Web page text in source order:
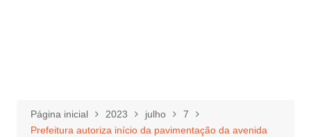
Página inicial 2023 julho
7
Prefeitura autoriza início da pavimentação da avenida